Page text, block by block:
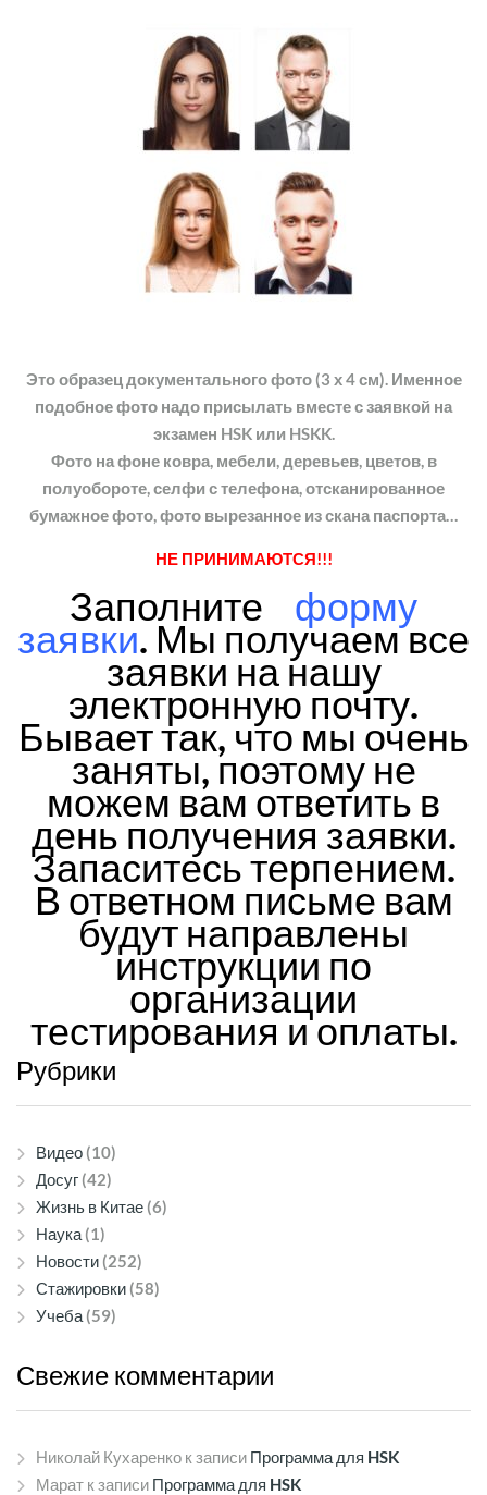
Это образец документального фото (3 х 4 см). Именное
подобное фото надо присылать вместе с заявкой на
экзамен HSK или HSKK.
Фото на фоне ковра, мебели, деревьев, цветов, в
полуобороте, селфи с телефона, отсканированное
бумажное фото, фото вырезанное из скана паспорта…
НЕ ПРИНИМАЮТСЯ!!!
Заполните форму
заявки. Мы получаем все
заявки на нашу
электронную почту.
Бывает так, что мы очень
заняты, поэтому не
можем вам ответить в
день получения заявки.
Запаситесь терпением.
В ответном письме вам
будут направлены
инструкции по
организации
тестирования и оплаты.
Рубрики
Видео (10)
Досуг (42)
Жизнь в Китае (6)
Наука (1)
Новости (252)
Стажировки (58)
Учеба (59)
Свежие комментарии
Николай Кухаренко к записи Программа для HSK
Марат к записи Программа для HSK